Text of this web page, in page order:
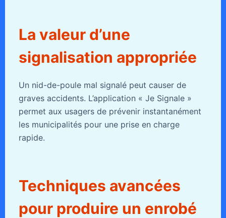
La valeur d’une
signalisation appropriée
Un nid-de-poule mal signalé peut causer de
graves accidents. L’application « Je Signale »
permet aux usagers de prévenir instantanément
les municipalités pour une prise en charge
rapide.
Techniques avancées
pour produire un enrobé